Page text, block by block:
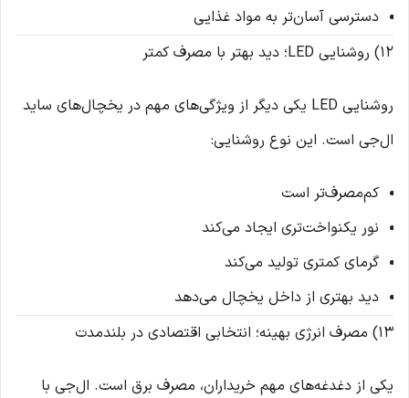
دسترسی آسان‌تر به مواد غذایی
12) روشنایی LED؛ دید بهتر با مصرف کمتر
روشنایی LED یکی دیگر از ویژگی‌های مهم در یخچال‌های ساید
ال‌جی است. این نوع روشنایی:
کم‌مصرف‌تر است
نور یکنواخت‌تری ایجاد می‌کند
گرمای کمتری تولید می‌کند
دید بهتری از داخل یخچال می‌دهد
13) مصرف انرژی بهینه؛ انتخابی اقتصادی در بلندمدت
یکی از دغدغه‌های مهم خریداران، مصرف برق است. ال‌جی با